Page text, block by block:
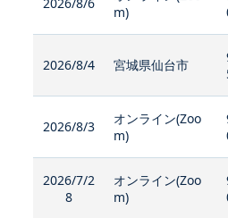
m)
2026/8/4 宮城県仙台市
2026/8/3
オンライン(Zoo
m)
2026/7/2
8
オンライン(Zoo
m)